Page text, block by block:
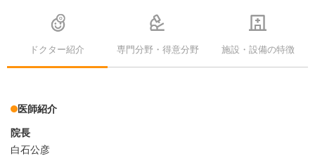
ドクター紹介 専門分野・得意分野 施設・設備の特徴
医師紹介
院長
白石公彦